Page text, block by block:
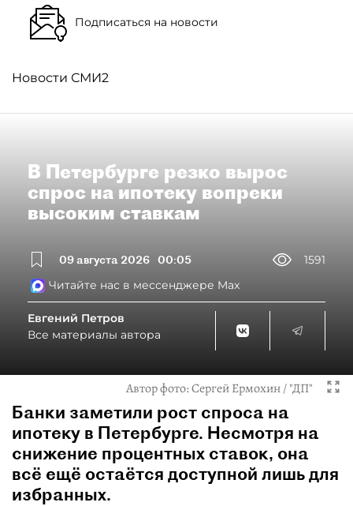
Подписаться на новости
Новости СМИ2
В Петербурге резко вырос
спрос на ипотеку вопреки
высоким ставкам
09 августа 2026 00:05
1591
Читайте нас в мессенджере Max
Евгений Петров
Все материалы автора
Автор фото:Сергей Ермохин / "ДП"
Банки заметили рост спроса на
ипотеку в Петербурге. Несмотря на
снижение процентных ставок, она
всё ещё остаётся доступной лишь для
избранных.